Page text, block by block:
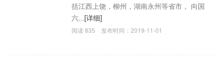
括江西上饶，柳州，湖南永州等省市， 向国
六...[详细]
阅读835 发布时间：2019-11-01